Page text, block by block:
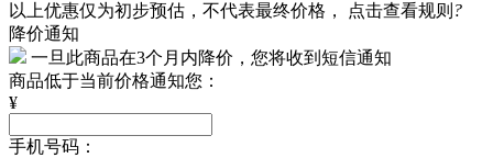
以上优惠仅为初步预估，不代表最终价格， 点击查看规则 ?
降价通知
一旦此商品在3个月内降价，您将收到短信通知
商品低于当前价格通知您：
¥
手机号码：